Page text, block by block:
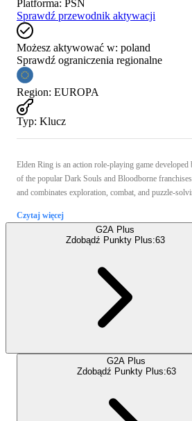
Platforma: PSN
Sprawdź przewodnik aktywacji
Możesz aktywować w: poland
Sprawdź ograniczenia regionalne
Region: EUROPA
Typ: Klucz
Elden Ring is an action role-playing game
of the popular Dark Souls and Bloodborne
and combinates exploration, combat, and puzzle-
Czytaj więcej
G2A Plus
Zdobądź Punkty Plus:63
G2A Plus
Zdobądź Punkty Plus:63